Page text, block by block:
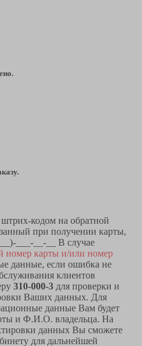
кодом на обратной
при получении карты,
___-__-__ В случае
номер карты и/или номер
данные, если ошибка не
клиентов
310-000-3 для проверки и
Ваших данных. Для
данные Вам будет
и Ф.И.О. владельца. На
данных Вы сможете
для дальнейшей